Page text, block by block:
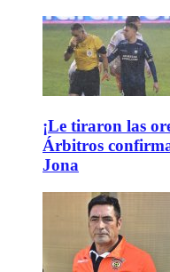
¡Le tiraron las
Árbitros
Jona